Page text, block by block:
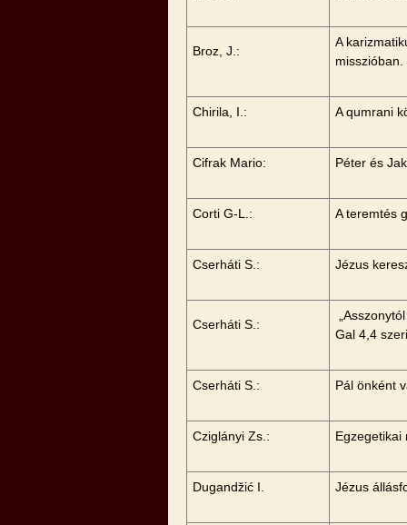
Broz, J.:
A
misszióban.
Chirila, I.: A qumrani
Cifrak Mario: Péter és
Corti G-L.: A teremtés
Cserháti S.: Jézus
Cserháti S.:
Gal 4,4
Cserháti S.: Pál önként
Cziglányi Zs.: Egzegetikai
Dugandžić I. Jézus